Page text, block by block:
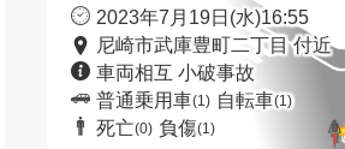
2023年7月19日(水)16:55
尼崎市武庫豊町二丁目 付近
車両相互 小破事故
普通乗用車(1) 自転車(1)
死亡(0) 負傷(1)